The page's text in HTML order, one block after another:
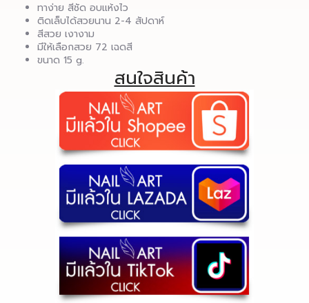
ทาง่าย สีชัด อบแห้งไว
ติดเล็บได้สวยนาน 2-4 สัปดาห์
สีสวย เงางาม
มีให้เลือกสวย 72 เฉดสี
ขนาด 15 g.
สนใจสินค้า